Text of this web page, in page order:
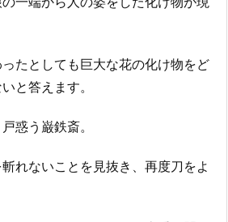
たとしても巨大な花の化け物をど
と答えます。
惑う巌鉄斎。
れないことを見抜き、再度刀をよ